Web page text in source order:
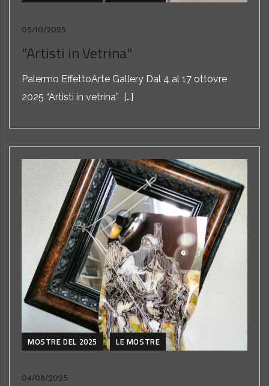
05/10/2025
"Artisti in Vetrina"
Palermo EffettoArte Gallery Dal 4 al 17 ottovre
2025 “Artisti in vetrina” […]
MOSTRE DEL 2025 LE MOSTRE
04/08/2025